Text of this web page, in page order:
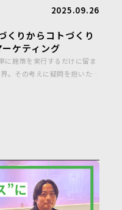
2025.09.26
くりからコトづくり
ケティング
に施策を実行するだけに留ま
。その考えに疑問を抱いたテ
戦略的なWebマーケティング